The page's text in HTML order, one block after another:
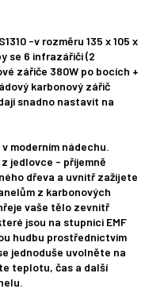
-v rozměru 135 x 105 x
se 6 infrazářiči (2
zářiče 380W po bocích +
karbonový zářič
snadno nastavit na
moderním nádechu.
jedlovce - příjemně
dřeva a uvnitř zažijete
z karbonových
vaše tělo zevnitř
jsou na stupnici EMF
hudbu prostřednictvím
jednoduše uvolněte na
teplotu, čas a další